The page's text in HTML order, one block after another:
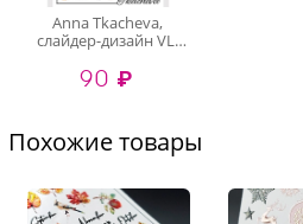
Anna Tkacheva,
слайдер-дизайн VL-
90 ₽
Похожие товары